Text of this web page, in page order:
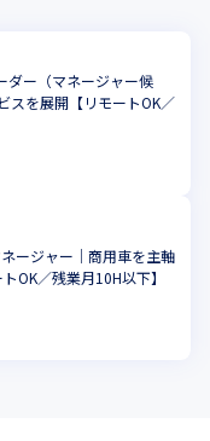
ダー（マネージャー候
スを展開【リモートOK／
ージャー｜商用車を主軸
OK／残業月10H以下】